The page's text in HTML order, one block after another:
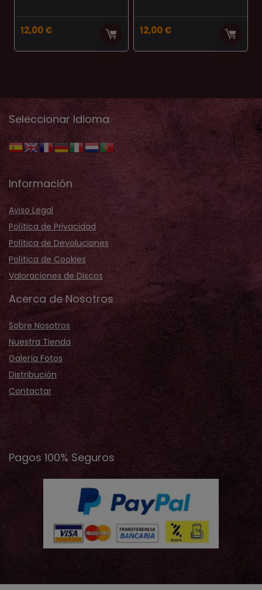
12,00€ 12,00€
Seleccionar Idioma
Información
Aviso Legal
Política de Privacidad
Política de Devoluciones
Política de Cookies
Valoraciones de Discos
Acerca de Nosotros
Sobre Nosotros
Nuestra Tienda
Galería Fotos
Distribución
Contactar
Pagos 100% Seguros